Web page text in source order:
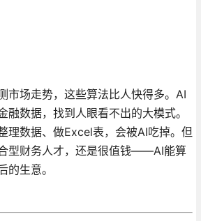
市场走势，这些算法比人快得多。AI
融数据，找到人眼看不出的大模式。
理数据、做Excel表，会被AI吃掉。但
型财务人才，还是很值钱——AI能算
的生意。